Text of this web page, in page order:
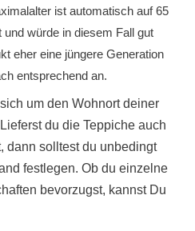
ist automatisch auf 65
würde in diesem Fall gut
eher eine jüngere Generation
entsprechend an.
um den Wohnort deiner
du die Teppiche auch
dann solltest du unbedingt
festlegen. Ob du einzelne
bevorzugst, kannst Du